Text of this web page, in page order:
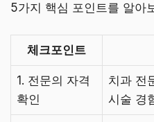
5가지 핵심 포인트를 알아
체크포인트
1. 전문의 자격
확인
치과 전
시술 경